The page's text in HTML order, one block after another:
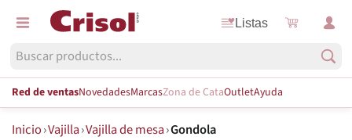
Listas
Red de ventasNovedadesMarcasZona de CataOutletAyuda
Inicio›Vajilla›Vajilla de mesa›Gondola